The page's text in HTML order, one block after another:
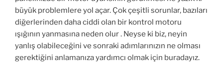
büyük problemlere yol açar. Çok çeşitli sorunlar, bazıları
diğerlerinden daha ciddi olan bir kontrol motoru
ışığının yanmasına neden olur . Neyse ki biz, neyin
yanlış olabileceğini ve sonraki adımlarınızın ne olması
gerektiğini anlamanıza yardımcı olmak için buradayız.